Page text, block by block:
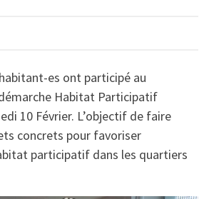
es ont participé au
Habitat Participatif
10 Février. L’objectif de faire
concrets pour favoriser
participatif dans les quartiers